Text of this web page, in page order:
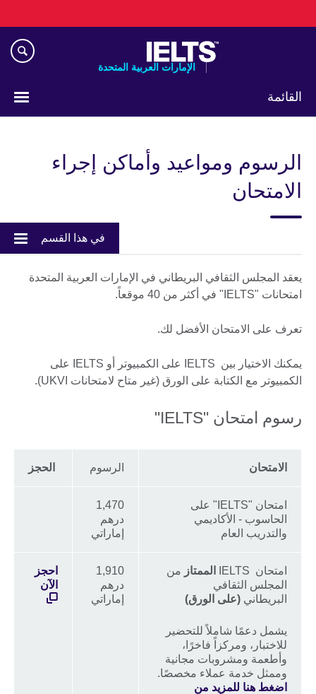
to
الإمارات العربية المتحدة
القائمة
الرسوم ومواعيد وأماكن إجراء
الامتحان
في هذا القسم
يعقد المجلس الثقافي البريطاني في الإمارات العربية المتحدة
امتحانات "IELTS" في أكثر من 40 موقعاً.
تعرف على الامتحان الأفضل لك.
يمكنك الاختيار بين IELTS على الكمبيوتر أو IELTS على
الكمبيوتر مع الكتابة على الورق (غير متاح لامتحانات UKVI).
رسوم امتحان "IELTS"
الامتحان الرسوم الحجز
امتحان "IELTS" على
الحاسوب - الأكاديمي
والتدريب العام
1,470
درهم
إماراتي
امتحان IELTS الممتاز من
المجلس الثقافي
البريطاني (على الورق)
يشمل دعمًا شاملاً للتحضير
للاختبار، ومركزاً فاخرًا،
وأطعمة ومشروبات مجانية
وممثل خدمة عملاء مخصصًا.
اضغط هنا للمزيد من
1,910
درهم
إماراتي
احجز
الآن